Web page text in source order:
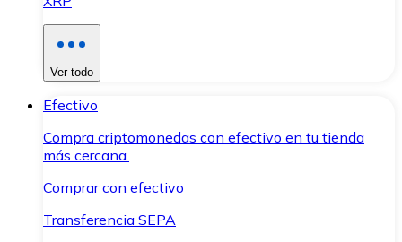
Ver todo
Efectivo
Compra criptomonedas con efectivo en tu tienda
más cercana.
Comprar con efectivo
Transferencia SEPA